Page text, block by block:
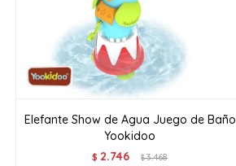
Elefante Show de Agua Juego de Baño
Yookidoo
$ 2.746 $3.468